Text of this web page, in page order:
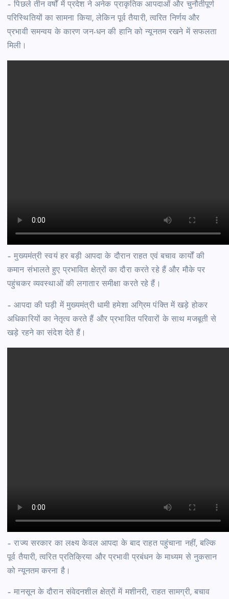
– पिछले तीन वर्षों में प्रदेश ने अनेक प्राकृतिक आपदाओं और चुनौतीपूर्ण
परिस्थितियों का सामना किया, लेकिन पूर्व तैयारी, त्वरित निर्णय और
प्रभावी समन्वय के कारण जन-धन की हानि को न्यूनतम रखने में सफलता
मिली।
– मुख्यमंत्री स्वयं हर बड़ी आपदा के दौरान राहत एवं बचाव कार्यों की
कमान संभालते हुए प्रभावित क्षेत्रों का दौरा करते रहे हैं और मौके पर
पहुंचकर व्यवस्थाओं की लगातार समीक्षा करते रहे हैं।
– आपदा की घड़ी में मुख्यमंत्री धामी हमेशा अग्रिम पंक्ति में खड़े होकर
अधिकारियों का नेतृत्व करते हैं और प्रभावित परिवारों के साथ मजबूती से
खड़े रहने का संदेश देते हैं।
– राज्य सरकार का लक्ष्य केवल आपदा के बाद राहत पहुंचाना नहीं, बल्कि
पूर्व तैयारी, त्वरित प्रतिक्रिया और प्रभावी प्रबंधन के माध्यम से नुकसान
को न्यूनतम करना है।
– मानसून के दौरान संवेदनशील क्षेत्रों में मशीनरी, राहत सामग्री, बचाव